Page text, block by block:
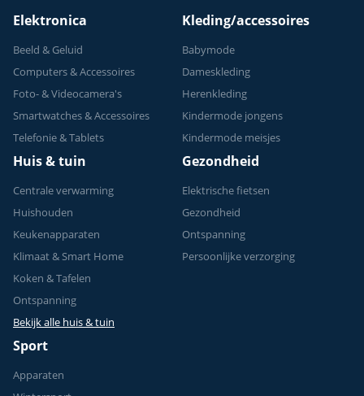
Elektronica
Beeld & Geluid
Computers & Accessoires
Foto- & Videocamera's
Smartwatches & Accessoires
Telefonie & Tablets
Kleding/accessoires
Babymode
Dameskleding
Herenkleding
Kindermode jongens
Kindermode meisjes
Huis & tuin
Centrale verwarming
Huishouden
Keukenapparaten
Klimaat & Smart Home
Koken & Tafelen
Ontspanning
Bekijk alle huis & tuin
Gezondheid
Elektrische fietsen
Gezondheid
Ontspanning
Persoonlijke verzorging
Sport
Apparaten